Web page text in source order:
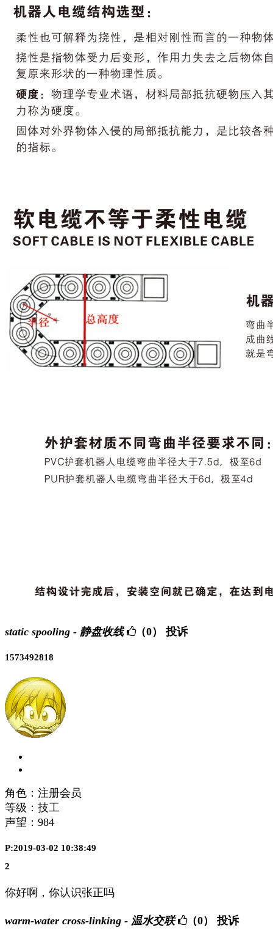
static spooling - 静盘收线 （0） 投诉
1573492818
角色：注册会员
等级：技工
声望： 984
P:2019-03-02 10:38:49
2
你好啊，你认识张正吗
warm-water cross-linking - 温水交联 （0） 投诉